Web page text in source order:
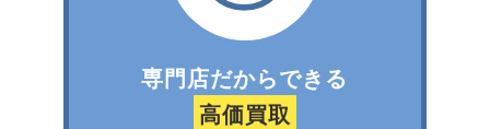
専門店だからできる
高価買取